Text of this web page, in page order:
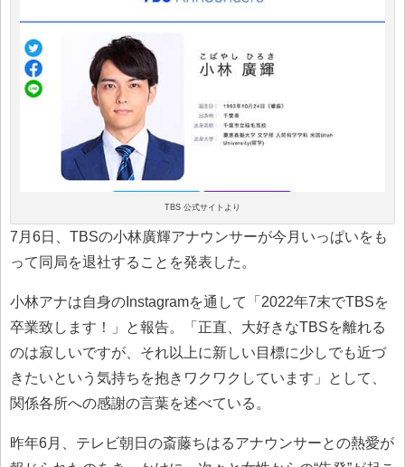
TBS 公式サイトより
7月6日、TBSの小林廣輝アナウンサーが今月いっぱいをも
って同局を退社することを発表した。
小林アナは自身のInstagramを通して「2022年7末でTBSを
卒業致します！」と報告。「正直、大好きなTBSを離れる
のは寂しいですが、それ以上に新しい目標に少しでも近づ
きたいという気持ちを抱きワクワクしています」として、
関係各所への感謝の言葉を述べている。
昨年6月、テレビ朝日の斎藤ちはるアナウンサーとの熱愛が